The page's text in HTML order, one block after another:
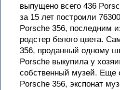
выпущено всего 436
за 15 лет построили
Porsche 356, последним
родстер белого цвета.
356, проданный одному
Porsche выкупила у
собственный музей. Еще
Porsche 356, экспонат